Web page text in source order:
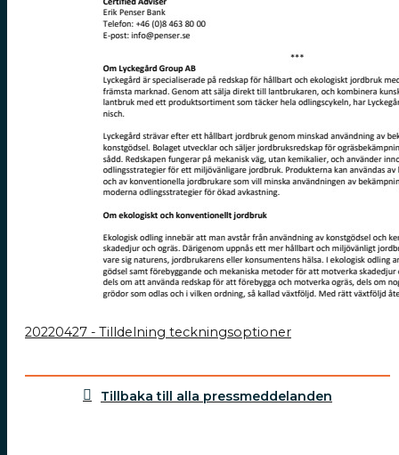
20220427 - Tilldelning teckningsoptioner
Tillbaka till alla pressmeddelanden